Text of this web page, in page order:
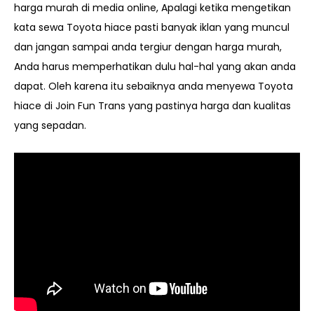
harga murah di media online, Apalagi ketika mengetikan
kata sewa Toyota hiace pasti banyak iklan yang muncul
dan jangan sampai anda tergiur dengan harga murah,
Anda harus memperhatikan dulu hal-hal yang akan anda
dapat. Oleh karena itu sebaiknya anda menyewa Toyota
hiace di Join Fun Trans yang pastinya harga dan kualitas
yang sepadan.